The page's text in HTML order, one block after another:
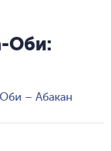
Оби:
– Абакан